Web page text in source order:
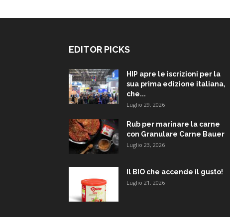
EDITOR PICKS
HIP apre le iscrizioni per la
sua prima edizione italiana,
che...
Luglio 29, 2026
Rub per marinare la carne
con Granulare Carne Bauer
Luglio 23, 2026
Il BIO che accende il gusto!
Luglio 21, 2026